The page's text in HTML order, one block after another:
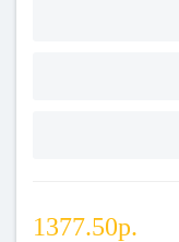
1377.50р.